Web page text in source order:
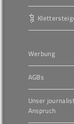
Werbung
AGBs
Unser
Anspruch